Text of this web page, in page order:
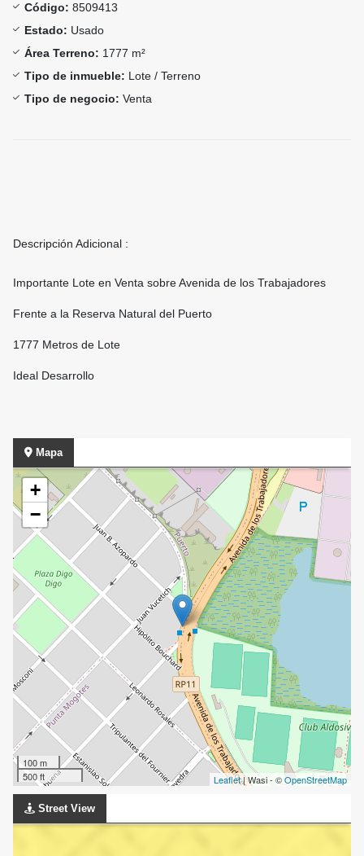
Código: 8509413
Estado: Usado
Área Terreno: 1777 m²
Tipo de inmueble: Lote / Terreno
Tipo de negocio: Venta
Descripción Adicional :
Importante Lote en Venta sobre Avenida de los Trabajadores
Frente a la Reserva Natural del Puerto
1777 Metros de Lote
Ideal Desarrollo
Mapa
+
−
100 m
500 ft
Leaflet| Wasi - ©OpenStreetMap
Street View